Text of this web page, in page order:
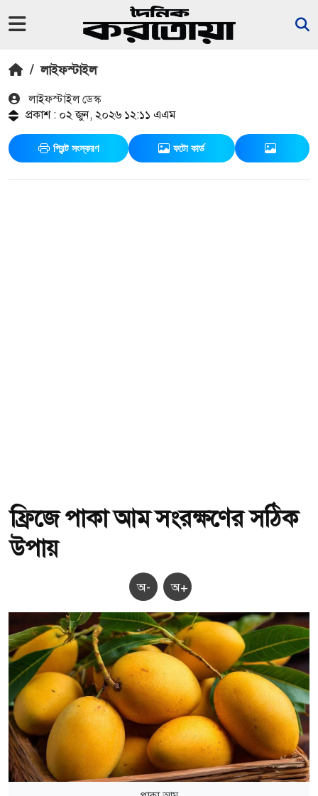
/ লাইফস্টাইল
লাইফস্টাইল ডেস্ক
প্রকাশ : ০২ জুন, ২০২৬ ১২:১১ এএম
প্রিন্ট সংস্করণ ফটো কার্ড
ফ্রিজে পাকা আম সংরক্ষণের সঠিক
উপায়
অ- অ+